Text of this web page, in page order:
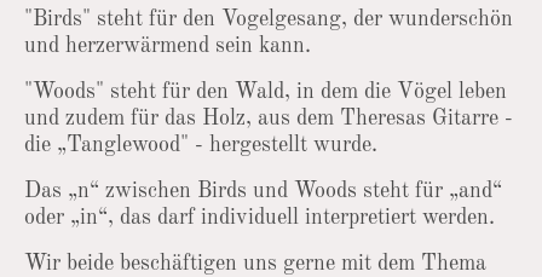
"Birds" steht für den Vogelgesang, der wunderschön
und herzerwärmend sein kann.
"Woods" steht für den Wald, in dem die Vögel leben
und zudem für das Holz, aus dem Theresas Gitarre -
die „Tanglewood" - hergestellt wurde.
Das „n“ zwischen Birds und Woods steht für „and“
oder „in“, das darf individuell interpretiert werden.
Wir beide beschäftigen uns gerne mit dem Thema